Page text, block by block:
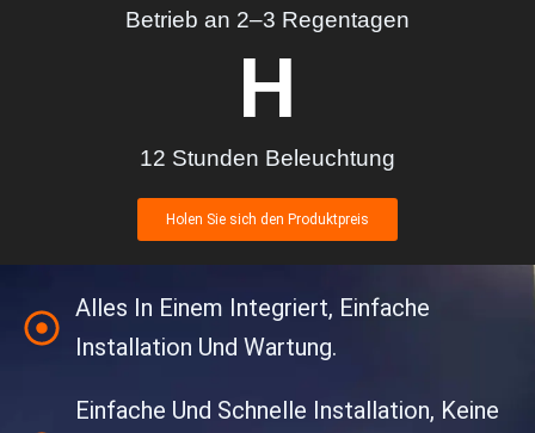
Betrieb an 2–3 Regentagen
12 Stunden Beleuchtung
H
Holen Sie sich den Produktpreis
Alles In Einem Integriert, Einfache
Installation Und Wartung.
Einfache Und Schnelle Installation, Keine